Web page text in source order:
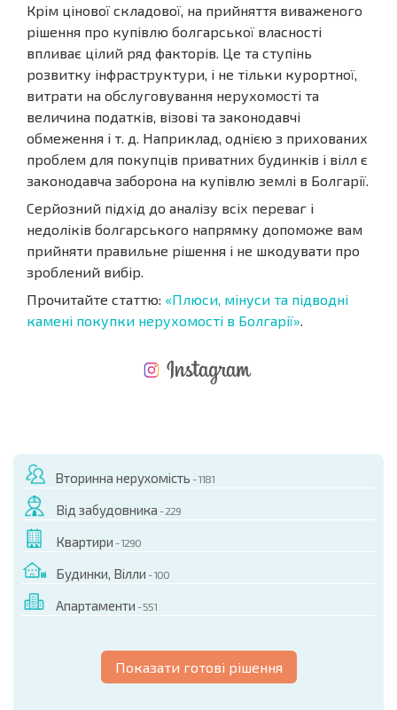
Крім цінової складової, на прийняття виваженого
рішення про купівлю болгарської власності
впливає цілий ряд факторів. Це та ступінь
розвитку інфраструктури, і не тільки курортної,
витрати на обслуговування нерухомості та
величина податків, візові та законодавчі
обмеження і т. д. Наприклад, однією з прихованих
проблем для покупців приватних будинків і вілл є
законодавча заборона на купівлю землі в Болгарії.
Серйозний підхід до аналізу всіх переваг і
недоліків болгарського напрямку допоможе вам
прийняти правильне рішення і не шкодувати про
зроблений вибір.
Прочитайте статтю: «Плюси, мінуси та підводні
камені покупки нерухомості в Болгарії»
Вторинна нерухомість - 1181
Від забудовника - 229
Квартири - 1290
Будинки, Вілли - 100
Апартаменти - 551
Показати готові рішення